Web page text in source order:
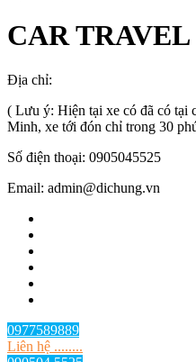
CAR TRAVEL
Địa chỉ:
( Lưu ý: Hiện tại xe có đã có tại
Minh, xe tới đón chỉ trong 30
Số điện thoại: 0905045525
Email: admin@dichung.vn
0977589889
Liên hệ ........